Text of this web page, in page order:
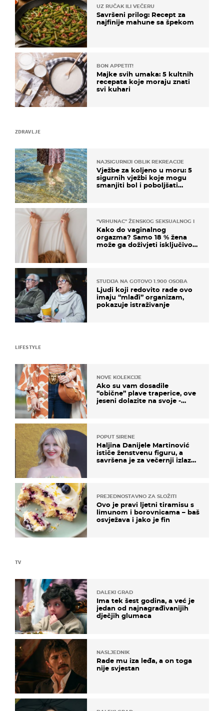
ZDRAVLJE
NAJSIGURNIJI OBLIK REKREACIJE
Vježbe za koljeno u moru: 5
sigurnih vježbi koje mogu
smanjiti bol i poboljšati
"VRHUNAC" ŽENSKOG SEKSUALNOG ISKUSTVA
Kako do vaginalnog
orgazma? Samo 18 % žena
može ga doživjeti isključivo
STUDIJA NA GOTOVO 1.900 OSOBA
Ljudi koji redovito rade ovo
imaju “mlađi” organizam,
pokazuje istraživanje
TV
DALEKI GRAD
Ima tek šest godina, a već je
jedan od najnagrađivanijih
dječjih glumaca
NASLJEDNIK
Rade mu iza leđa, a on toga
nije svjestan
UZ RUČAK ILI VEČERU
Savršeni prilog: Recept za
najfinije mahune sa špekom
BON APPETIT!
Majke svih umaka: 5 kultnih
recepata koje moraju znati
svi kuhari
LIFESTYLE
NOVE KOLEKCIJE
Ako su vam dosadile
“obične” plave traperice, ove
jeseni dolazite na svoje -
POPUT SIRENE
Haljina Danijele Martinović
ističe ženstvenu figuru, a
savršena je za večernji izlazak
PREJEDNOSTAVNO ZA SLOŽITI
Ovo je pravi ljetni tiramisu s
limunom i borovnicama – baš
osvježava i jako je fin